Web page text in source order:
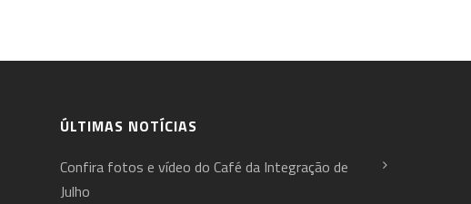
ÚLTIMAS NOTÍCIAS
Confira fotos e vídeo do Café da Integração de
Julho